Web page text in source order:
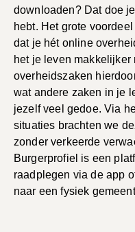
downloaden? Dat doe
hebt. Het grote
dat je hét online
het je leven makkelijker
overheidszaken
wat andere zaken in je
jezelf veel gedoe. Via
situaties brachten we
zonder verkeerde
Burgerprofiel is een
raadplegen via de app
naar een fysiek